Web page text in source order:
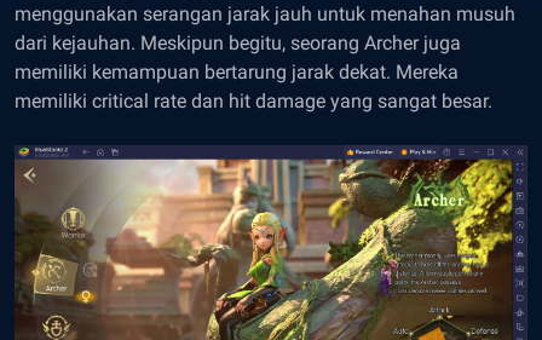
menggunakan serangan jarak jauh untuk menahan musuh
dari kejauhan. Meskipun begitu, seorang Archer juga
memiliki kemampuan bertarung jarak dekat. Mereka
memiliki critical rate dan hit damage yang sangat besar.